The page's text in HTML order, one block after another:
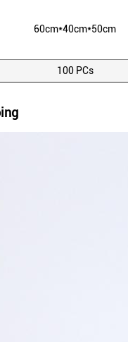
60cm*40cm*50cm
100 PCs